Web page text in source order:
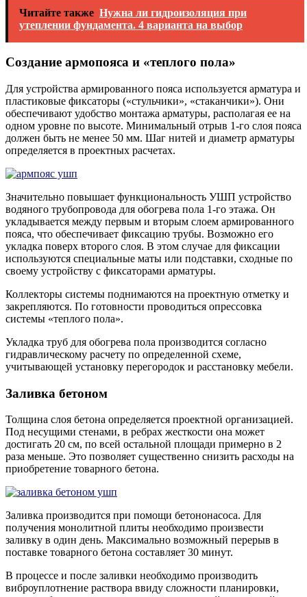
Читайте также Нужна ли гидроизоляция при
утеплении фундамента. 4 варианта на выбор
Создание армопояса и «теплого пола»
Для устройства армированного пояса используется арматура и
пластиковые фиксаторы («стульчики», «стаканчики»). Они
обеспечивают удобство монтажа арматуры, располагая ее на
одном уровне по высоте. Минимальный отрыв 1-го слоя пояса
должен быть не менее 50 мм. Шаг нитей и диаметр арматуры
определяется в проектных расчетах.
Значительно повышает функциональность УШП устройство
водяного трубопровода для обогрева пола 1-го этажа. Он
укладывается между первым и вторым слоем армированного
пояса, что обеспечивает фиксацию трубы. Возможно его
укладка поверх второго слоя. В этом случае для фиксации
используются специальные маты или подставки, сходные по
своему устройству с фиксаторами арматуры.
Коллекторы системы поднимаются на проектную отметку и
закрепляются. По готовности проводиться опрессовка
системы «теплого пола».
Укладка труб для обогрева пола производится согласно
гидравлическому расчету по определенной схеме,
учитывающей установку перегородок и расстановку мебели.
Заливка бетоном
Толщина слоя бетона определяется проектной организацией.
Под несущими стенами, в ребрах жесткости она может
достигать 20 см, по всей остальной площади примерно в 2
раза меньше. Это позволяет существенно снизить расходы на
приобретение товарного бетона.
Заливка производится при помощи бетононасоса. Для
получения монолитной плиты необходимо произвести
заливку в один день. Максимально возможный перерыв в
поставке товарного бетона составляет 30 минут.
В процессе и после заливки необходимо производить
виброуплотнение раствора ввиду сложности планировки,